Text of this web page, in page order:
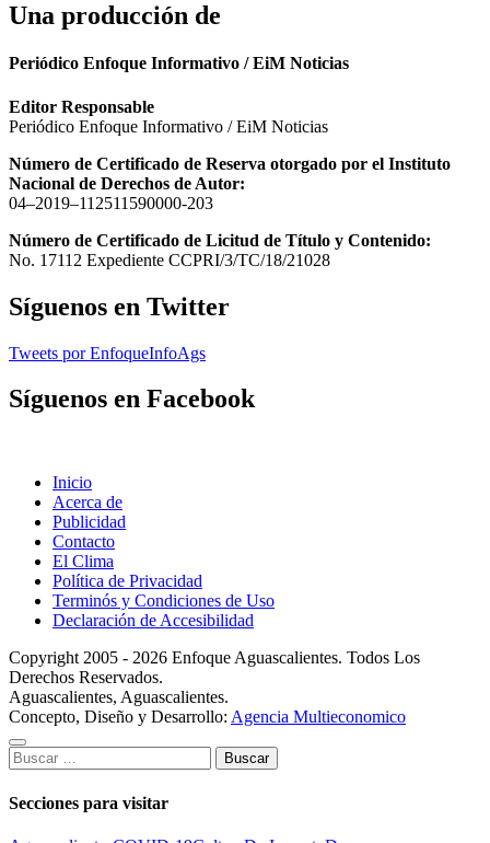
Una producción de
Periódico Enfoque Informativo / EiM Noticias
Editor Responsable
Periódico Enfoque Informativo / EiM Noticias
Número de Certificado de Reserva otorgado por el Instituto
Nacional de Derechos de Autor:
04–2019–112511590000-203
Número de Certificado de Licitud de Título y Contenido:
No. 17112 Expediente CCPRI/3/TC/18/21028
Síguenos en Twitter
Tweets por EnfoqueInfoAgs
Síguenos en Facebook
Inicio
Acerca de
Publicidad
Contacto
El Clima
Política de Privacidad
Terminós y Condiciones de Uso
Declaración de Accesibilidad
Copyright 2005 - 2026 Enfoque Aguascalientes. Todos Los
Derechos Reservados.
Aguascalientes, Aguascalientes.
Concepto, Diseño y Desarrollo: Agencia Multieconomico
Buscar:
Secciones para visitar